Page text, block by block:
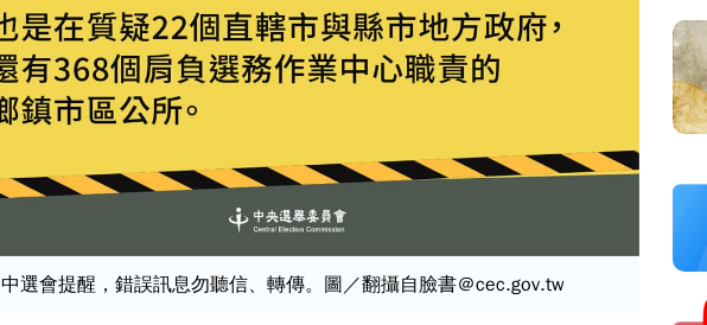
中選會提醒，錯誤訊息勿聽信、轉傳。圖／翻攝自臉書＠cec.gov.tw